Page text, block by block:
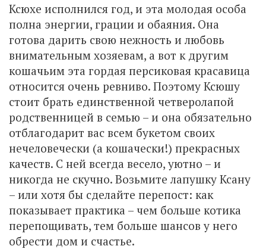
Ксюхе исполнился год, и эта молодая особа
полна энергии, грации и обаяния. Она
готова дарить свою нежность и любовь
внимательным хозяевам, а вот к другим
кошачьим эта гордая персиковая красавица
относится очень ревниво. Поэтому Ксюшу
стоит брать единственной четверолапой
родственницей в семью – и она обязательно
отблагодарит вас всем букетом своих
нечеловечески (а кошачески!) прекрасных
качеств. С ней всегда весело, уютно – и
никогда не скучно. Возьмите лапушку Ксану
– или хотя бы сделайте перепост: как
показывает практика – чем больше котика
перепощивать, тем больше шансов у него
обрести дом и счастье.